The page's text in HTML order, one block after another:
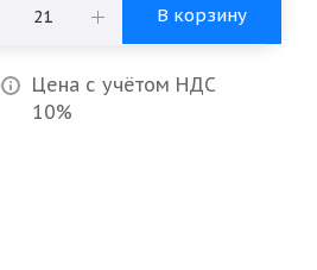
В корзину
Цена с учётом НДС
10%